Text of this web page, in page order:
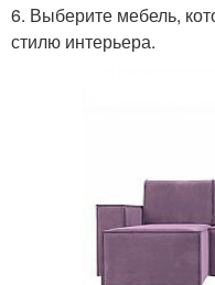
6. Выберите мебель,
стилю интерьера.